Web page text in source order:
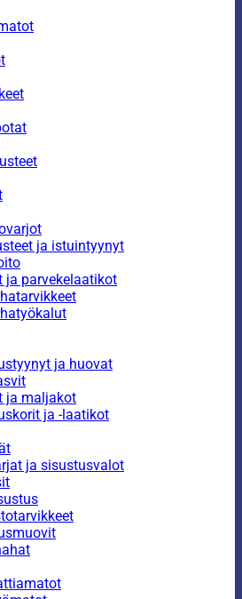
ja istuintyynyt
ja parvekelaatikot
ja huovat
ja maljakot
ja -laatikot
ja sisustusvalot